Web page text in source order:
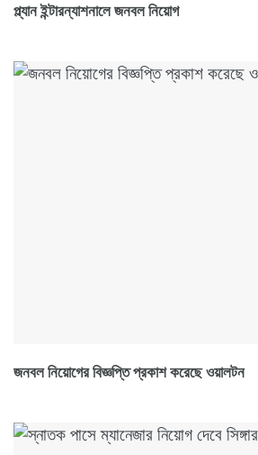
প্ল্যান ইন্টারন্যাশনালে জনবল নিয়োগ
জনবল নিয়োগের বিজ্ঞপ্তি প্রকাশ করেছে ওয়ালটন